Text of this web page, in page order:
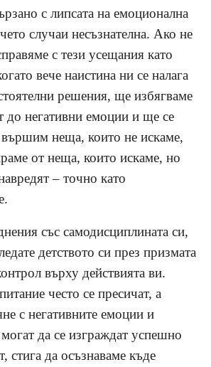
с липсата на емоционална
случаи несъзнателна. Ако не
с тези усещания като
вече наистина ни се налага
решения, ще избягваме
до негативни емоции и ще се
вършим неща, които не искаме,
от неща, които искаме, но
– точно като
със самодисциплината си,
детството си през призмата
върху действията ви.
често се пресичат, а
с негативните емоции и
да се изграждат успешно
стига да осъзнаваме къде